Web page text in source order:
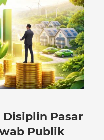
Disiplin Pasar
Publik